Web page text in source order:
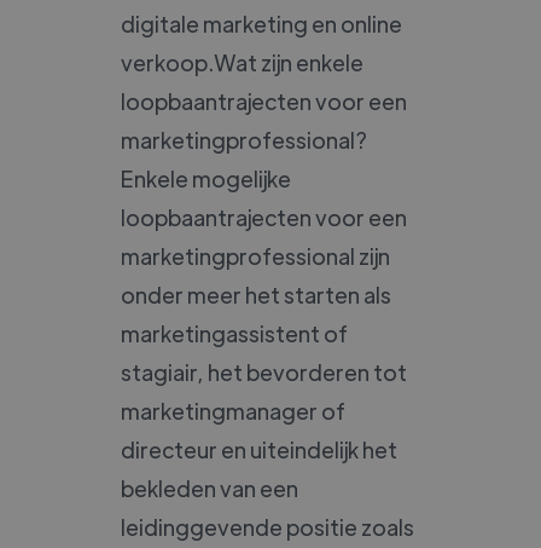
digitale marketing en online
verkoop.Wat zijn enkele
loopbaantrajecten voor een
marketingprofessional?
Enkele mogelijke
loopbaantrajecten voor een
marketingprofessional zijn
onder meer het starten als
marketingassistent of
stagiair, het bevorderen tot
marketingmanager of
directeur en uiteindelijk het
bekleden van een
leidinggevende positie zoals